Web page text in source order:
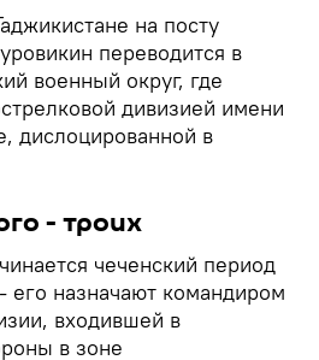
на посту
переводится в
военный округ, где
дивизией имени
дислоцированной в
- троих
чеченский период
назначают командиром
входившей в
в зоне